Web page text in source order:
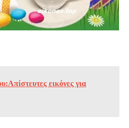
εικόνες για